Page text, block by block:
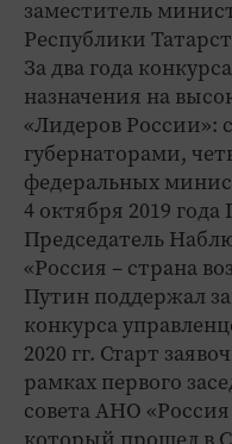
заместитель
Республики
За два года
назначения на
«Лидеров России»:
губернаторами,
федеральных
4 октября 2019
Председатель
«Россия – страна
Путин поддержал
конкурса
2020 гг. Старт
рамках первого
совета АНО